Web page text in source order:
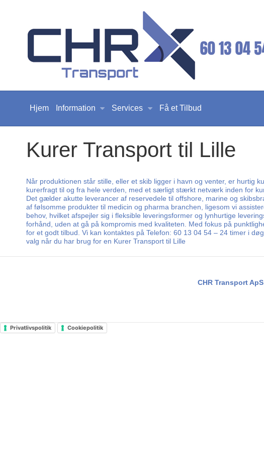
Hjem Information Services Få et Tilbud
Kurer Transport til Lille
Når produktionen står stille, eller et skib ligger i havn og venter, er hurtig
kurerfragt til og fra hele verden, med et særligt stærkt netværk inden for
Det gælder akutte leverancer af reservedele til offshore, marine og
af følsomme produkter til medicin og pharma branchen, ligesom vi
behov, hvilket afspejler sig i fleksible leveringsformer og lynhurtige
forhånd, uden at gå på kompromis med kvaliteten. Med fokus på
for et godt tilbud. Vi kan kontaktes på Telefon: 60 13 04 54 – 24 timer i
valg når du har brug for en Kurer Transport til Lille
CHR Transport ApS
Privatlivspolitik Cookiepolitik